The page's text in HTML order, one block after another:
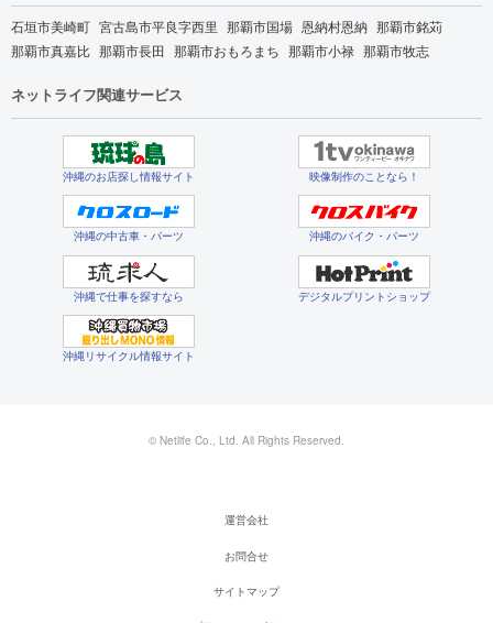
石垣市美崎町 宮古島市平良字西里 那覇市国場 恩納村恩納 那覇市銘苅
那覇市真嘉比 那覇市長田 那覇市おもろまち 那覇市小禄 那覇市牧志
ネットライフ関連サービス
沖縄のお店探し情報サイト 映像制作のことなら！
沖縄の中古車・パーツ 沖縄のバイク・パーツ
沖縄で仕事を探すなら デジタルプリントショップ
沖縄リサイクル情報サイト
© Netlife Co., Ltd. All Rights Reserved.
運営会社
お問合せ
サイトマップ